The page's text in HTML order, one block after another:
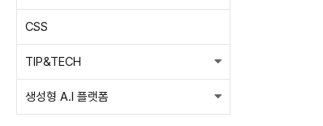
CSS
TIP&TECH
생성형 A.I 플랫폼